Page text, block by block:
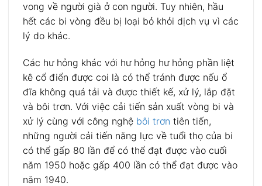
vong về người già ở con người. Tuy nhiên, hầu
hết các bi vòng đều bị loại bỏ khỏi dịch vụ vì các
lý do khác.
Các hư hỏng khác với hư hỏng hư hỏng phần liệt
kê cổ điển được coi là có thể tránh được nếu ổ
đĩa không quá tải và được thiết kế, xử lý, lắp đặt
và bôi trơn. Với việc cải tiến sản xuất vòng bi và
xử lý cùng với công nghệ bôi trơn tiên tiến,
những người cải tiến năng lực về tuổi thọ của bi
có thể gấp 80 lần để có thể đạt được vào cuối
năm 1950 hoặc gấp 400 lần có thể đạt được vào
năm 1940.